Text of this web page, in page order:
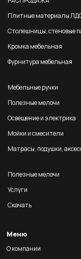
Плитные материалы
Столешницы, стеновые
Кромка мебельная
Фурнитура мебельная
Мебельные ручки
Полезные мелочи
Освещение и электрика
Мойки и смесители
Матрасы, подушки,
Полезные мелочи
Услуги
Скачать
Меню
О компании